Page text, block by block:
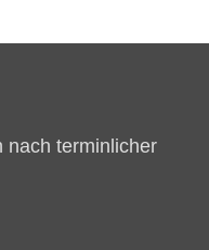
nach terminlicher